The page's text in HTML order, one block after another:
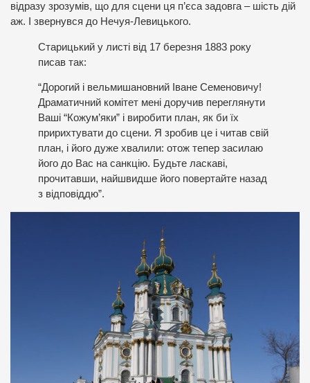
відразу зрозумів, що для сцени ця п’єса задовга – шість дій
аж. І звернувся до Нечуя-Левицького.
Старицький у листі від 17 березня 1883 року
писав так:
“Дорогий і вельмишановний Іване Семеновичу!
Драматичний комітет мені доручив переглянути
Ваші “Кожум’яки” і виробити план, як би їх
пририхтувати до сцени. Я зробив це і читав свій
план, і його дуже хвалили: отож тепер засилаю
його до Вас на санкцію. Будьте ласкаві,
прочитавши, найшвидше його повертайте назад
з відповіддю”.